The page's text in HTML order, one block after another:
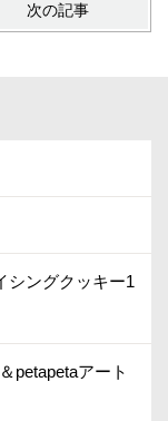
次の記事
シングクッキー1
petapetaアート